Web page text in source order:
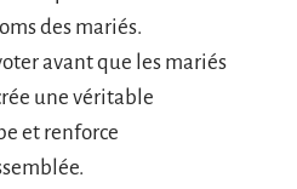
des mariés.
avant que les mariés
une véritable
et renforce